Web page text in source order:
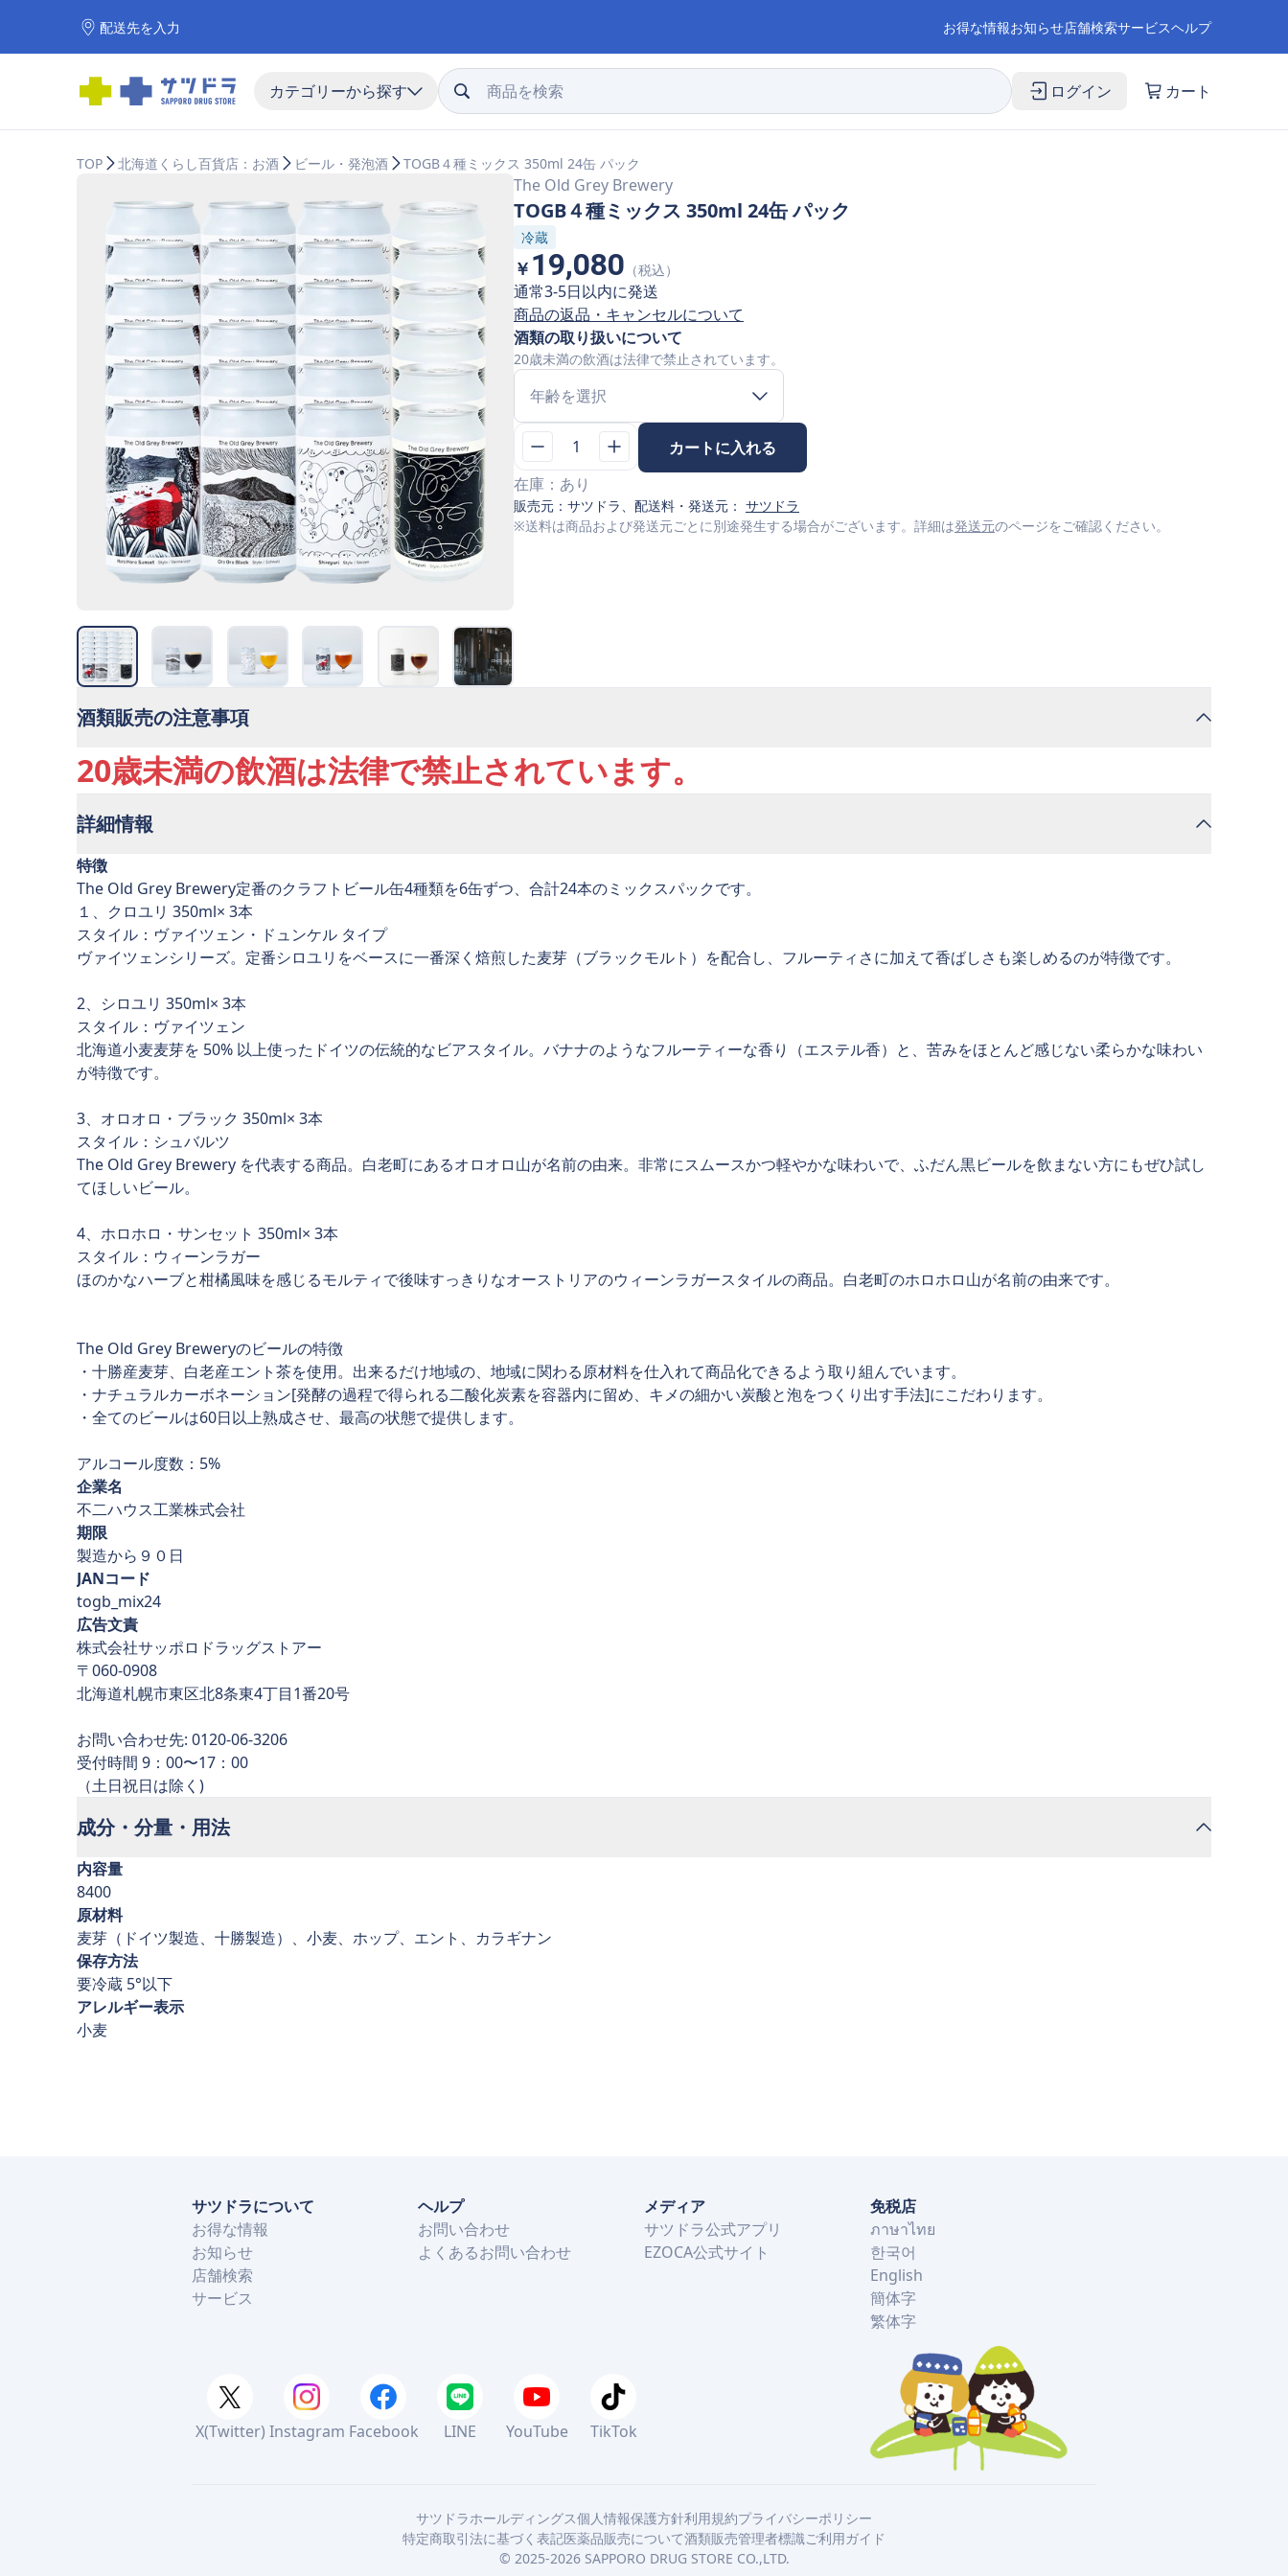
配送先を入力 お得な情報お知らせ店舗検索サービスヘルプ
カテゴリーから探す ログイン カート
TOP 北海道くらし百貨店：お酒 ビール・発泡酒 TOGB４種ミックス 350ml 24缶 パック
The Old Grey Brewery
TOGB４種ミックス 350ml 24缶 パック
冷蔵
￥ 19,080 （税込）
通常3-5日以内に発送
商品の返品・キャンセルについて
酒類の取り扱いについて
20歳未満の飲酒は法律で禁止されています。
年齢を選択
1
カートに入れる
在庫： あり
販売元： サツドラ、配送料・発送元： サツドラ
※送料は商品および発送元ごとに別途発生する場合がございます。詳細は発送元のページをご確認ください。
酒類販売の注意事項
20歳未満の飲酒は法律で禁止されています。
詳細情報
特徴
The Old Grey Brewery定番のクラフトビール缶4種類を6缶ずつ、合計24本のミックスパックです。
１、クロユリ 350ml× 3本
スタイル：ヴァイツェン・ドュンケル タイプ
ヴァイツェンシリーズ。定番シロユリをベースに一番深く焙煎した麦芽（ブラックモルト）を配合し、フルーティさに加えて香ばしさも楽しめるのが特徴です。
2、シロユリ 350ml× 3本
スタイル：ヴァイツェン
北海道小麦麦芽を 50% 以上使ったドイツの伝統的なビアスタイル。バナナのようなフルーティーな香り（エステル香）と、苦みをほとんど感じない柔らかな味わい
が特徴です。
3、オロオロ・ブラック 350ml× 3本
スタイル：シュバルツ
The Old Grey Brewery を代表する商品。白老町にあるオロオロ山が名前の由来。非常にスムースかつ軽やかな味わいで、ふだん黒ビールを飲まない方にもぜひ試し
てほしいビール。
4、ホロホロ・サンセット 350ml× 3本
スタイル：ウィーンラガー
ほのかなハーブと柑橘風味を感じるモルティで後味すっきりなオーストリアのウィーンラガースタイルの商品。白老町のホロホロ山が名前の由来です。
The Old Grey Breweryのビールの特徴
・十勝産麦芽、白老産エント茶を使用。出来るだけ地域の、地域に関わる原材料を仕入れて商品化できるよう取り組んでいます。
・ナチュラルカーボネーション[発酵の過程で得られる二酸化炭素を容器内に留め、キメの細かい炭酸と泡をつくり出す手法]にこだわります。
・全てのビールは60日以上熟成させ、最高の状態で提供します。
アルコール度数：5%
企業名
不二ハウス工業株式会社
期限
製造から９０日
JANコード
togb_mix24
広告文責
株式会社サッポロドラッグストアー
〒060-0908
北海道札幌市東区北8条東4丁目1番20号
お問い合わせ先: 0120-06-3206
受付時間 9：00〜17：00
成分・分量・用法
内容量
8400
原材料
麦芽（ドイツ製造、十勝製造）、小麦、ホップ、エント、カラギナン
保存方法
要冷蔵 5°以下
アレルギー表示
小麦
サツドラについて
お得な情報
お知らせ
店舗検索
サービス
ヘルプ
お問い合わせ
よくあるお問い合わせ
メディア
サツドラ公式アプリ
EZOCA公式サイト
免税店
ภาษาไทย
한국어
English
簡体字
繁体字
X(Twitter) Instagram Facebook LINE YouTube TikTok
サツドラホールディングス個人情報保護方針利用規約プライバシーポリシー
特定商取引法に基づく表記医薬品販売について酒類販売管理者標識ご利用ガイド
© 2025-2026SAPPORO DRUG STORE CO.,LTD.